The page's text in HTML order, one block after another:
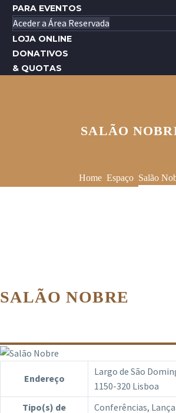
PARA EVENTOS
Aceder a Área Reservada
LOJA ONLINE
DONATIVOS
& QUOTAS
SALÃO
Home Espaço Salão
SALÃO NOBRE
Endereço
Largo de São
1150-320 Lisboa
Tipo(s) de
Conferências,